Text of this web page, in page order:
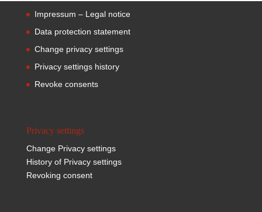
Impressum – Legal notice
Data protection statement
Change privacy settings
Privacy settings history
Revoke consents
Privacy settings
Change Privacy settings
History of Privacy settings
Revoking consent